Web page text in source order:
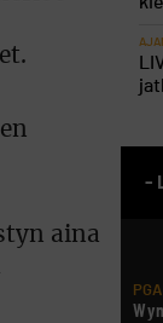
aina
-